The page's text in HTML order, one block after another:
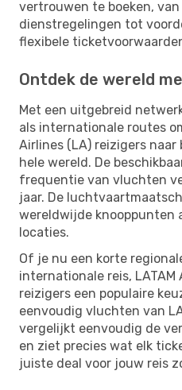
vertrouwen te boeken,
dienstregelingen tot
flexibele
Ontdek de wereld
Met een uitgebreid
als internationale routes
Airlines (LA) reizigers
hele wereld. De
frequentie van vluchten
jaar. De
wereldwijde knooppunten
locaties.
Of je nu een korte
internationale reis, LATAM
reizigers een populaire
eenvoudig vluchten van
vergelijkt eenvoudig de
en ziet precies wat elk
juiste deal voor jouw reis